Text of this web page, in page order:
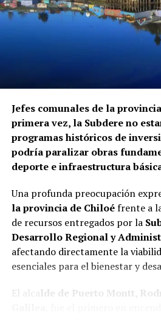
Jefes comunales de la
primera vez, la Subdere no
programas históricos de
podría paralizar obras
deporte e infraestructura
Una profunda preocupación
la provincia de Chiloéfrente a
de recursos entregados por la
Desarrollo Regional y
afectando directamente la
esenciales para el bienestar y
El alca lde de Puerto Montt,